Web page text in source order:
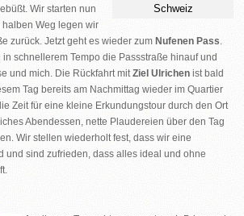
Schweiz
Wir starten nun
halben Weg legen wir
zurück. Jetzt geht es wieder zum Nufenen Pass.
schnellerem Tempo die Passstraße hinauf und
und mich. Die Rückfahrt mitZiel Ulrichen ist bald
Tag bereits am Nachmittag wieder im Quartier
Zeit für eine kleine Erkundungstour durch den Ort
Abendessen, nette Plaudereien über den Tag
Wir stellen wiederholt fest, dass wir eine
und sind zufrieden, dass alles ideal und ohne